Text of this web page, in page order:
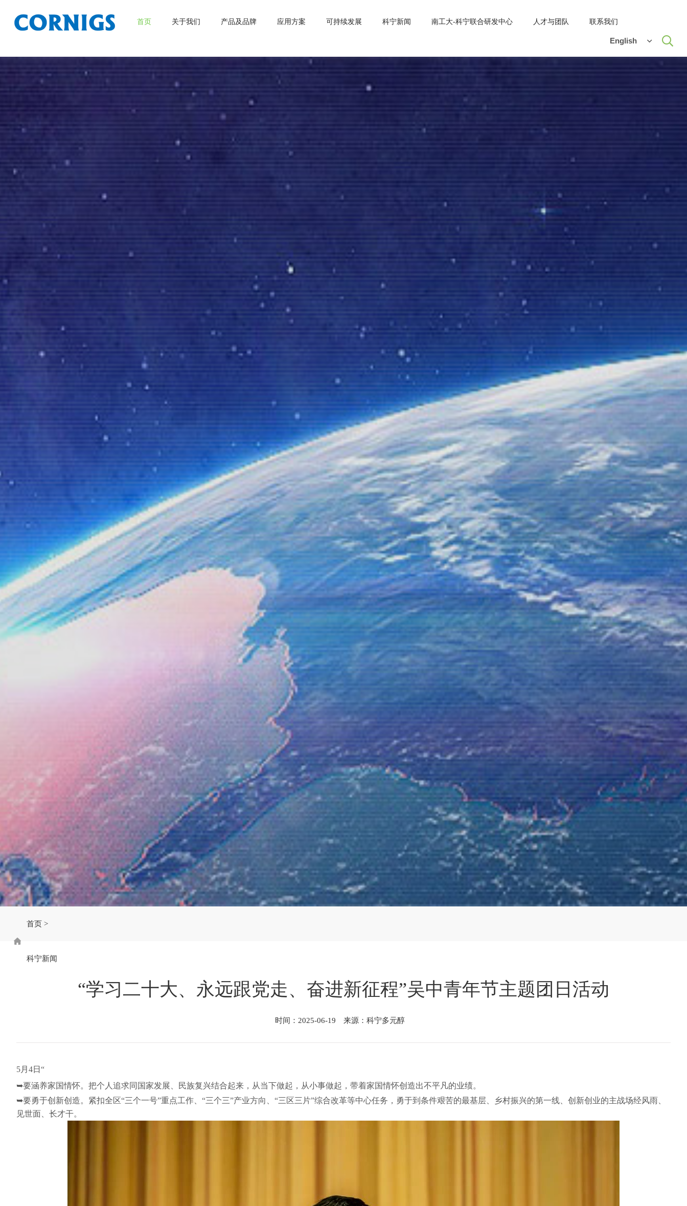
首页 关于我们 产品及品牌 应用方案 可持续发展 科宁新闻 南工大-科宁联合研发中心 人才与团队 联系我们
English
首页>
科宁新闻
“学习二十大、永远跟党走、奋进新征程”吴中青年节主题团日活动
时间：2025-06-19 来源：科宁多元醇
5月4日 “
➥要涵养家国情怀。把个人追求同国家发展、民族复兴结合起来，从当下做起，从小事做起，带着家国情怀创造出不平凡的业绩。
➥要勇于创新创造。紧扣全区“三个一号”重点工作、“三个三”产业方向、“三区三片”综合改革等中心任务，勇于到条件艰苦的最基层、乡村振兴的第一线、创新创业的主战场经风雨、
见世面、长才干。